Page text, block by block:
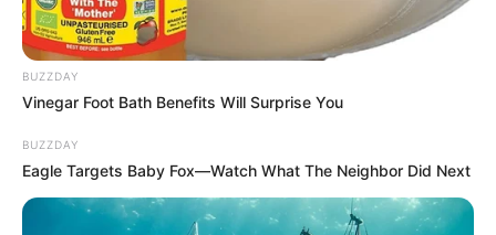
BUZZDAY
Vinegar Foot Bath Benefits Will Surprise You
BUZZDAY
Eagle Targets Baby Fox—Watch What The Neighbor Did Next